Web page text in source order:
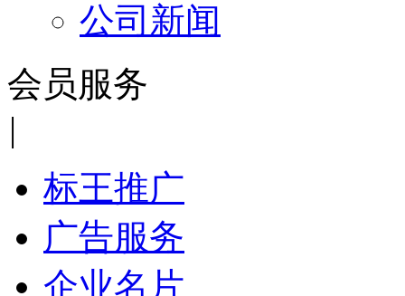
公司新闻
会员服务
|
标王推广
广告服务
企业名片